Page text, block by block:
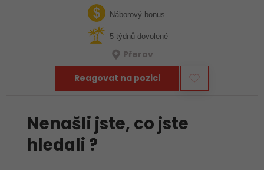
Náborový bonus
5 týdnů dovolené
Přerov
Reagovat na pozici
Nenašli jste, co jste
hledali ?